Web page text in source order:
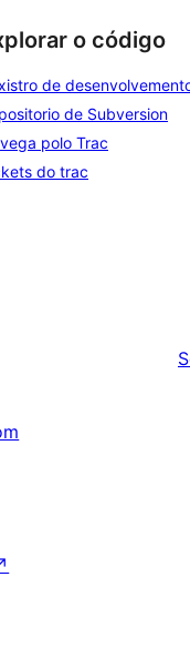
o código
de
de Subversion
polo Trac
do trac